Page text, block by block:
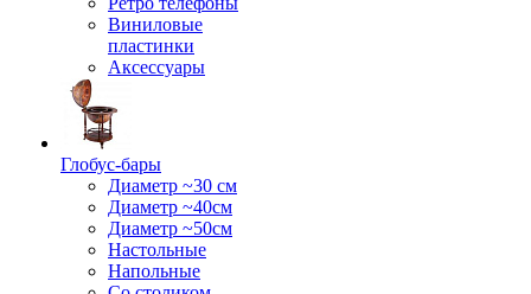
Виниловые
пластинки
Аксессуары
Глобус-бары
Диаметр ~30 см
Диаметр ~40см
Диаметр ~50см
Настольные
Напольные